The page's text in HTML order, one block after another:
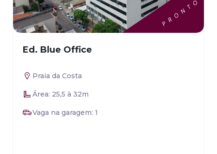
Ed. Blue Office
Praia da Costa
Área: 25,5 à 32m
Vaga na garagem: 1